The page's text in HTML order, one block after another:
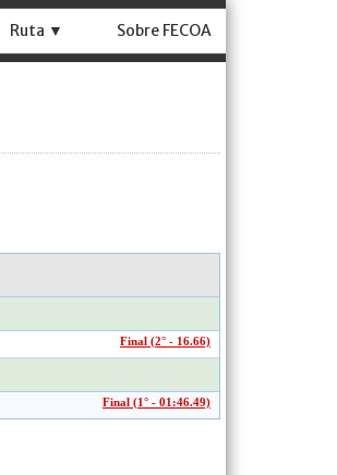
Ruta ▼ Sobre FECOA
Final (2° - 16.66)
Final (1° - 01:46.49)